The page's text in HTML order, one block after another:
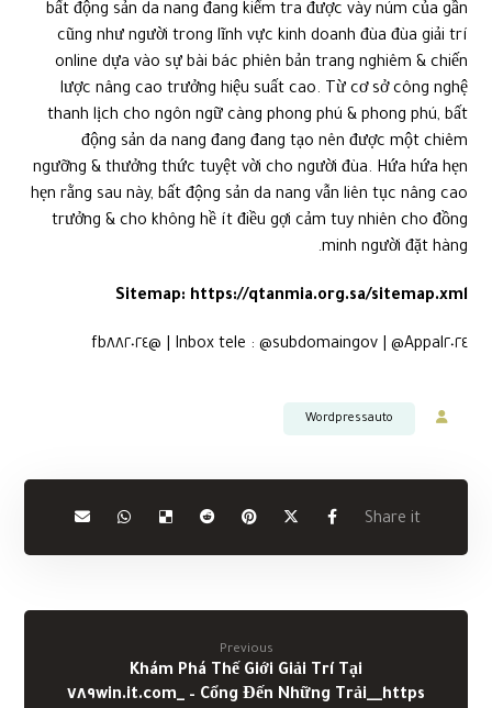
bất động sản da nang đang kiểm tra được vày núm của gần
cũng như người trong lĩnh vực kinh doanh đùa đùa giải trí
online dựa vào sự bài bác phiên bản trang nghiêm & chiến
lược nâng cao trưởng hiệu suất cao. Từ cơ sở công nghệ
thanh lịch cho ngôn ngữ càng phong phú & phong phú, bất
động sản da nang đang đang tạo nên được một chiêm
ngưỡng & thưởng thức tuyệt vời cho người đùa. Hứa hứa hẹn
hẹn rằng sau này, bất động sản da nang vẫn liên tục nâng cao
trưởng & cho không hề ít điều gợi cảm tuy nhiên cho đồng
minh người đặt hàng.
Sitemap: https://qtanmia.org.sa/sitemap.xml
Inbox tele : @subdomaingov | @Appal٢٠٢٤ | @fb٨٨٢٠٢٤
Wordpressauto
Previous
Khám Phá Thế Giới Giải Trí Tại
https__٧٨٩win.it.com_ – Cổng Đến Những Trải